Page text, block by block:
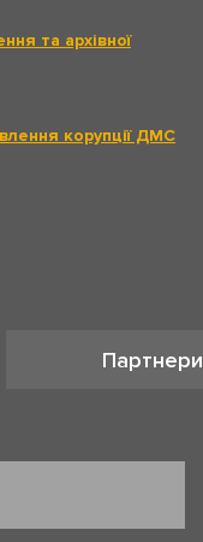
та архівної
корупції ДМС
Партнери